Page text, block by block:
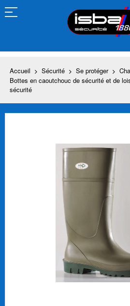
au
contenu
Accueil Sécurité Se protéger
Bottes en caoutchouc de sécurité et de
sécurité